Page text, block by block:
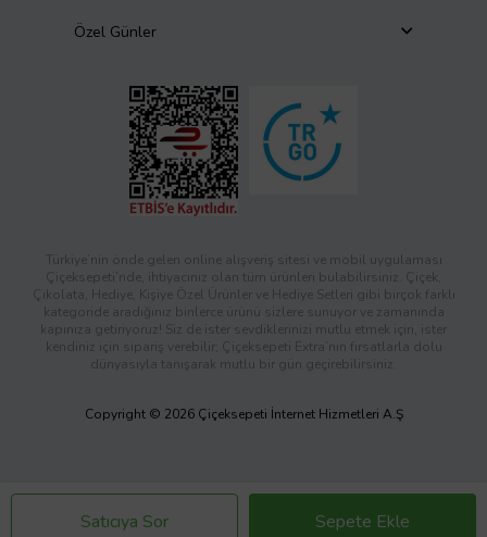
Satıcıya Sor Sepete Ekle
Özel Günler
Türkiye’nin önde gelen online alışveriş sitesi ve mobil uygulaması
Çiçeksepeti’nde, ihtiyacınız olan tüm ürünleri bulabilirsiniz. Çiçek,
Çikolata, Hediye, Kişiye Özel Ürünler ve Hediye Setleri gibi birçok farklı
kategoride aradığınız binlerce ürünü sizlere sunuyor ve zamanında
kapınıza getiriyoruz! Siz de ister sevdiklerinizi mutlu etmek için, ister
kendiniz için sipariş verebilir; Çiçeksepeti Extra’nın fırsatlarla dolu
dünyasıyla tanışarak mutlu bir gün geçirebilirsiniz.
Copyright © 2026 Çiçeksepeti İnternet Hizmetleri A.Ş